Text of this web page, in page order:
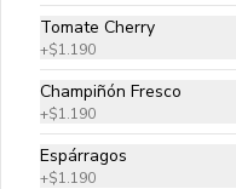
Tomate Cherry
+$1.190
Champiñón Fresco
+$1.190
Espárragos
+$1.190